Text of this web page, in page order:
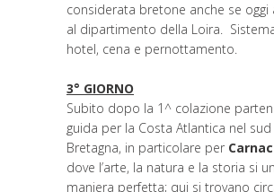
considerata bretone anche se oggi
al dipartimento della Loira.
hotel, cena e pernottamento.
3° GIORNO
Subito dopo la 1^ colazione
guida per la Costa Atlantica nel
Bretagna, in particolare per Carnac
dove l’arte, la natura e la storia si
maniera perfetta; qui si trovano